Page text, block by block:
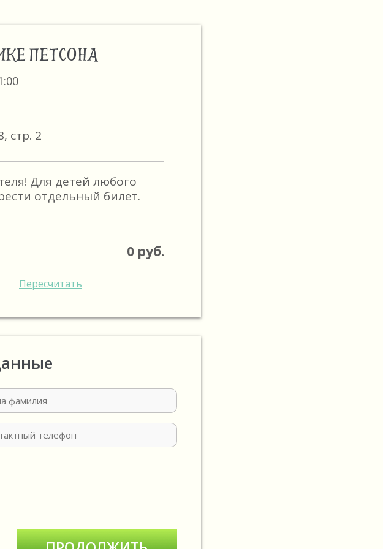
ПЕТСОНА
стр. 2
Для детей любого
отдельный билет.
0 руб.
Пересчитать